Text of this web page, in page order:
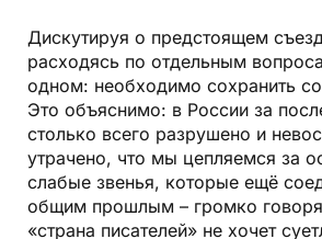
Дискутируя о предстоящем
расходясь по отдельным
одном: необходимо сохранить
Это объяснимо: в России за
столько всего разрушено и
утрачено, что мы цепляемся за
слабые звенья, которые ещё
общим прошлым – громко
«страна писателей» не хочет